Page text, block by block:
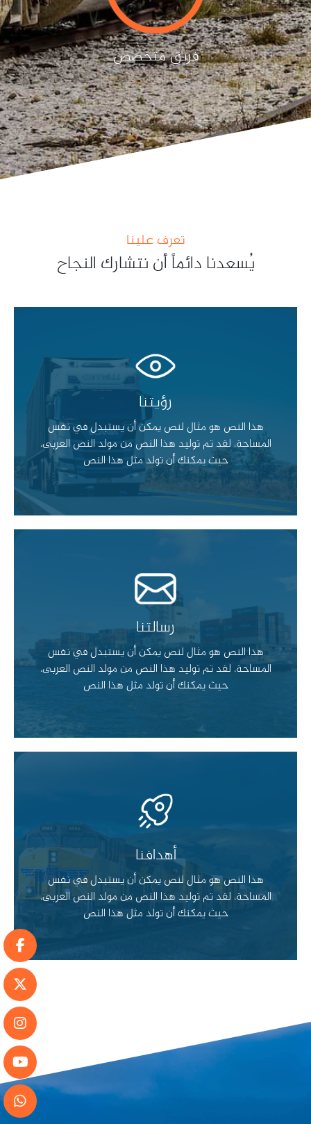
فريق متخصص
تعرف علينا
يُسعدنا دائماً أن نتشارك النجاح
رؤيتنا
هذا النص هو مثال لنص يمكن أن يستبدل في نفس
المساحة، لقد تم توليد هذا النص من مولد النص العربى،
حيث يمكنك أن تولد مثل هذا النص
رؤيتنا
هذا النص هو مثال لنص يمكن أن يستبدل في نفس
المساحة، لقد تم توليد هذا النص من مولد النص العربى،
حيث يمكنك أن تولد مثل هذا النص
رسالتنا
هذا النص هو مثال لنص يمكن أن يستبدل في نفس
المساحة، لقد تم توليد هذا النص من مولد النص العربى،
حيث يمكنك أن تولد مثل هذا النص
رسالتنا
هذا النص هو مثال لنص يمكن أن يستبدل في نفس
المساحة، لقد تم توليد هذا النص من مولد النص العربى،
حيث يمكنك أن تولد مثل هذا النص
أهدافنا
هذا النص هو مثال لنص يمكن أن يستبدل في نفس
المساحة، لقد تم توليد هذا النص من مولد النص العربى،
حيث يمكنك أن تولد مثل هذا النص
أهدافنا
هذا النص هو مثال لنص يمكن أن يستبدل في نفس
المساحة، لقد تم توليد هذا النص من مولد النص العربى،
حيث يمكنك أن تولد مثل هذا النص